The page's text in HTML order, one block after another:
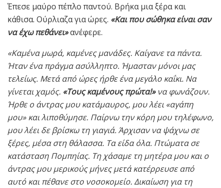
Έπεσε μαύρο πέπλο παντού. Βρήκα μια ξέρα και
κάθισα. Ούρλιαζα για ώρες. «Και που σώθηκα είναι σαν
να έχω πεθάνει»ανέφερε.
«Καμένα μωρά, καμένες μανάδες. Καίγανε τα πάντα.
Ήταν ένα πράγμα ασύλληπτο. Ήμασταν μόνοι μας
τελείως. Μετά από ώρες ήρθε ένα μεγάλο καΐκι. Να
γίνεται χαμός. «Τους καμένους πρώτα!»να φωνάζουν.
Ήρθε ο άντρας μου κατάμαυρος, μου λέει «αγάπη
μου» και λιποθύμησε. Παίρνω την κόρη μου τηλέφωνο,
μου λέει δε βρίσκω τη γιαγιά. Άρχισαν να ψάχνω σε
ξέρες, μέσα στη θάλασσα. Τα είδα όλα. Πτώματα σε
κατάσταση Πομπηίας. Τη χάσαμε τη μητέρα μου και ο
άντρας μου μερικούς μήνες μετά κατέρρευσε από
αυτό και πέθανε στο νοσοκομείο. Δικαίωση για τη